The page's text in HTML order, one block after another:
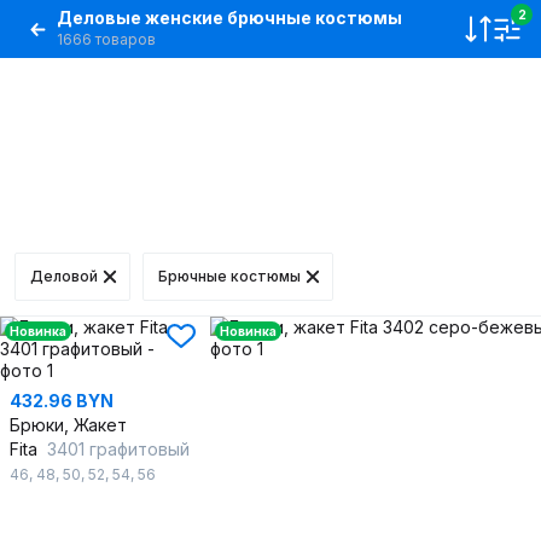
Деловые женские брючные костюмы
1666 товаров
2
Деловой Брючные костюмы
Новинка
432.96 BYN
Брюки, Жакет
Fita 3401 графитовый
46, 48, 50, 52, 54, 56
Новинка